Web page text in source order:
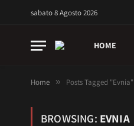
sabato 8 Agosto 2026
HOME
Home » Posts Tagged "Evnia"
BROWSING: EVNIA